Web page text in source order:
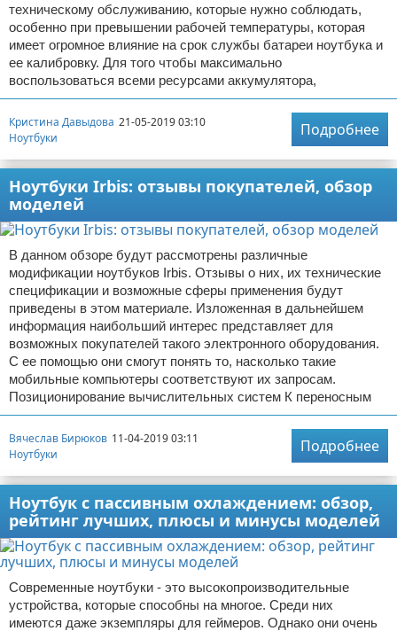
техническому обслуживанию, которые нужно соблюдать,
особенно при превышении рабочей температуры, которая
имеет огромное влияние на срок службы батареи ноутбука и
ее калибровку. Для того чтобы максимально
воспользоваться всеми ресурсами аккумулятора,
Кристина Давыдова 21-05-2019 03:10
Ноутбуки
Подробнее
Ноутбуки Irbis: отзывы покупателей, обзор
моделей
В данном обзоре будут рассмотрены различные
модификации ноутбуков Irbis. Отзывы о них, их технические
спецификации и возможные сферы применения будут
приведены в этом материале. Изложенная в дальнейшем
информация наибольший интерес представляет для
возможных покупателей такого электронного оборудования.
С ее помощью они смогут понять то, насколько такие
мобильные компьютеры соответствуют их запросам.
Позиционирование вычислительных систем К переносным
Вячеслав Бирюков 11-04-2019 03:11
Ноутбуки
Подробнее
Ноутбук с пассивным охлаждением: обзор,
рейтинг лучших, плюсы и минусы моделей
Современные ноутбуки - это высокопроизводительные
устройства, которые способны на многое. Среди них
имеются даже экземпляры для геймеров. Однако они очень